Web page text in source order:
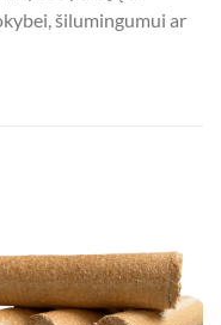
šilumingumui ar